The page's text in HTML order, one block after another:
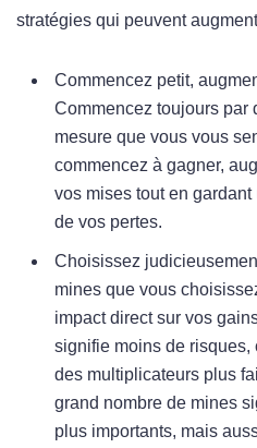
stratégies qui peuvent
Commencez petit,
Commencez toujours par
mesure que vous vous
commencez à gagner,
vos mises tout en
de vos pertes.
Choisissez
mines que vous
impact direct sur vos
signifie moins de
des multiplicateurs plus
grand nombre de mines
plus importants, mais